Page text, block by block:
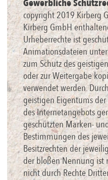
Gewerbliche
copyright 2019 Kirberg
Kirberg GmbH
Urheberrechte ist
Animationsdateien
zum Schutz des
oder zur Weitergabe
verwendet werden.
geistigen Eigentums
des Internetangebots
geschützten Marken-
Bestimmungen des
Besitzrechten der
der bloßen Nennung ist
nicht durch Rechte